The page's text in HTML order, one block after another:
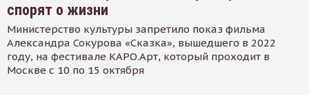
спорят о жизни
Министерство культуры запретило показ фильма
Александра Сокурова «Сказка», вышедшего в 2022
году, на фестивале КАРО.Арт, который проходит в
Москве с 10 по 15 октября